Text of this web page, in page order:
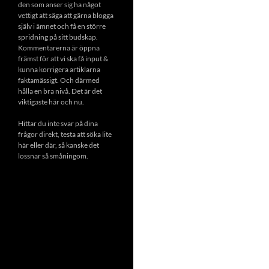
den som anser sig ha något
vettigt att säga att gärna blogga
själv i ämnet och få en större
spridning på sitt budskap.
Kommentarerna är öppna
främst för att vi ska få input &
kunna korrigera artiklarna
faktamässigt. Och därmed
hålla en bra nivå. Det är det
viktigaste här och nu.
Hittar du inte svar på dina
frågor direkt, testa att söka lite
här eller där, så kanske det
lossnar så småningom.